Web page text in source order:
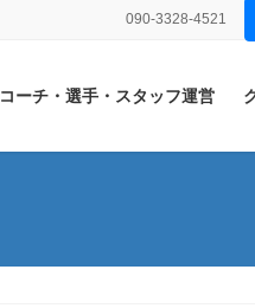
090-3328-4521
コーチ・選手・スタッフ運営